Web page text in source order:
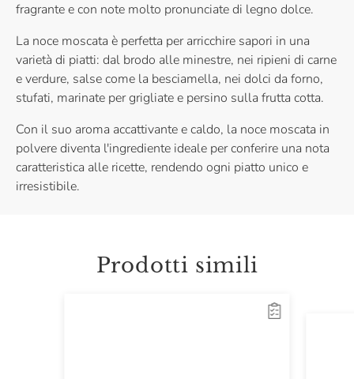
fragrante e con note molto pronunciate di legno dolce.
La noce moscata è perfetta per arricchire sapori in una
varietà di piatti: dal brodo alle minestre, nei ripieni di carne
e verdure, salse come la besciamella, nei dolci da forno,
stufati, marinate per grigliate e persino sulla frutta cotta.
Con il suo aroma accattivante e caldo, la noce moscata in
polvere diventa l'ingrediente ideale per conferire una nota
caratteristica alle ricette, rendendo ogni piatto unico e
irresistibile.
Prodotti simili